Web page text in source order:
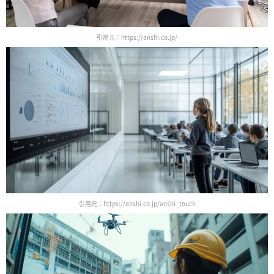
引用元：https://anshi.co.jp/
引用元：https://anshi.co.jp/anshi_touch